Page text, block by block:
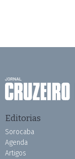
Editorias
Sorocaba
Agenda
Artigos